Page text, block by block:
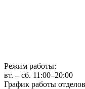
Режим работы:
вт. – сб. 11:00–20:00
График работы